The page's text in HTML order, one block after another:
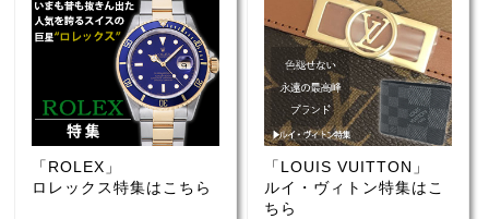
「ROLEX」
ロレックス特集はこちら
「LOUIS VUITTON」
ルイ・ヴィトン特集はこ
ちら